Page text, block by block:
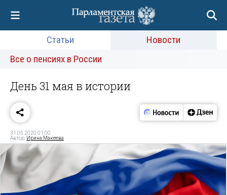
Статьи
Новости
Все о пенсиях в России
День 31 мая в истории
31.05.2020 01:00
Автор: Ирина Макеева